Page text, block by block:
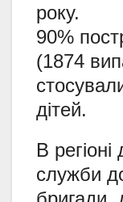
року.
90%
(1874
дітей.
В регіоні
служби